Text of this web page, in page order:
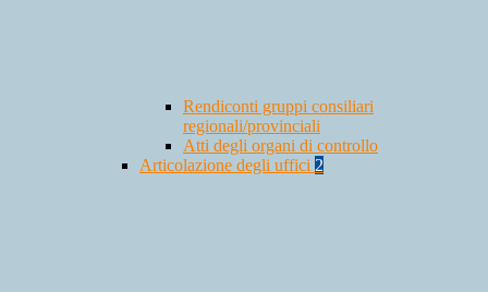
Rendiconti gruppi consiliari
regionali/provinciali
Atti degli organi di controllo
Articolazione degli uffici 2